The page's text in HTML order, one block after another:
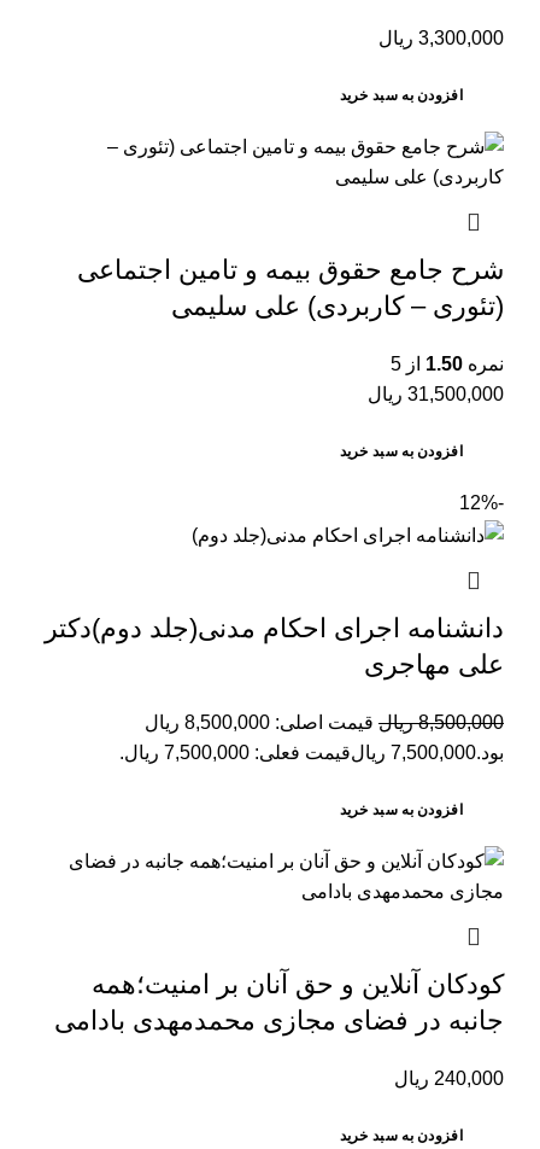
3,300,000 ریال
افزودن به سبد خرید
شرح جامع حقوق بیمه و تامین اجتماعی
(تئوری – کاربردی) علی سلیمی
نمره 1.50 از 5
31,500,000 ریال
افزودن به سبد خرید
-12%
دانشنامه اجرای احکام مدنی(جلد دوم)دکتر
علی مهاجری
8,500,000 ریال
قیمت اصلی: 8,500,000 ریال
بود.7,500,000 ریالقیمت فعلی: 7,500,000 ریال.
افزودن به سبد خرید
کودکان آنلاین و حق آنان بر امنیت؛همه
جانبه در فضای مجازی محمدمهدی بادامی
240,000 ریال
افزودن به سبد خرید